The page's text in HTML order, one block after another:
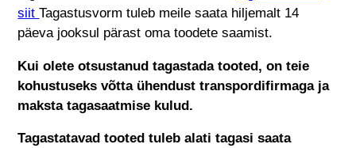
siitTagastusvorm tuleb meile saata hiljemalt 14
päeva jooksul pärast oma toodete saamist.
Kui olete otsustanud tagastada tooted, on teie
kohustuseks võtta ühendust transpordifirmaga ja
maksta tagasaatmise kulud.
Tagastatavad tooted tuleb alati tagasi saata